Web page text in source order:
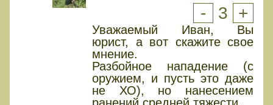
- 3 +
Уважаемый Иван, Вы
юрист, а вот скажите свое
мнение.
Разбойное нападение (с
оружием, и пусть это даже
не ХО), но нанесением